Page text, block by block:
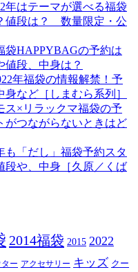
年はテーマが選べる福袋
値段は？ 数量限定・公
袋HAPPYBAGの予約は
値段、中身は？
年福袋の情報解禁！予
など［しまむら系列］
ス×リラックマ福袋の予
がつながらないときはど
も「だし」福袋予約スタ
段や、中身［久原／くば
2014福袋 2015 2022
ー アクセサリー キッズ クー